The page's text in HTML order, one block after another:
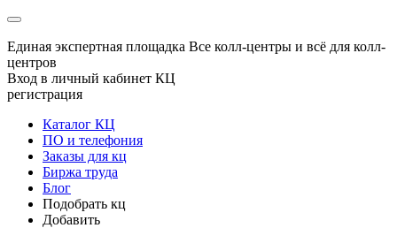
Единая экспертная площадка Все колл-центры и всё для колл-
центров
Вход в личный кабинет КЦ
регистрация
Каталог КЦ
ПО и телефония
Заказы для кц
Биржа труда
Блог
Подобрать кц
Добавить